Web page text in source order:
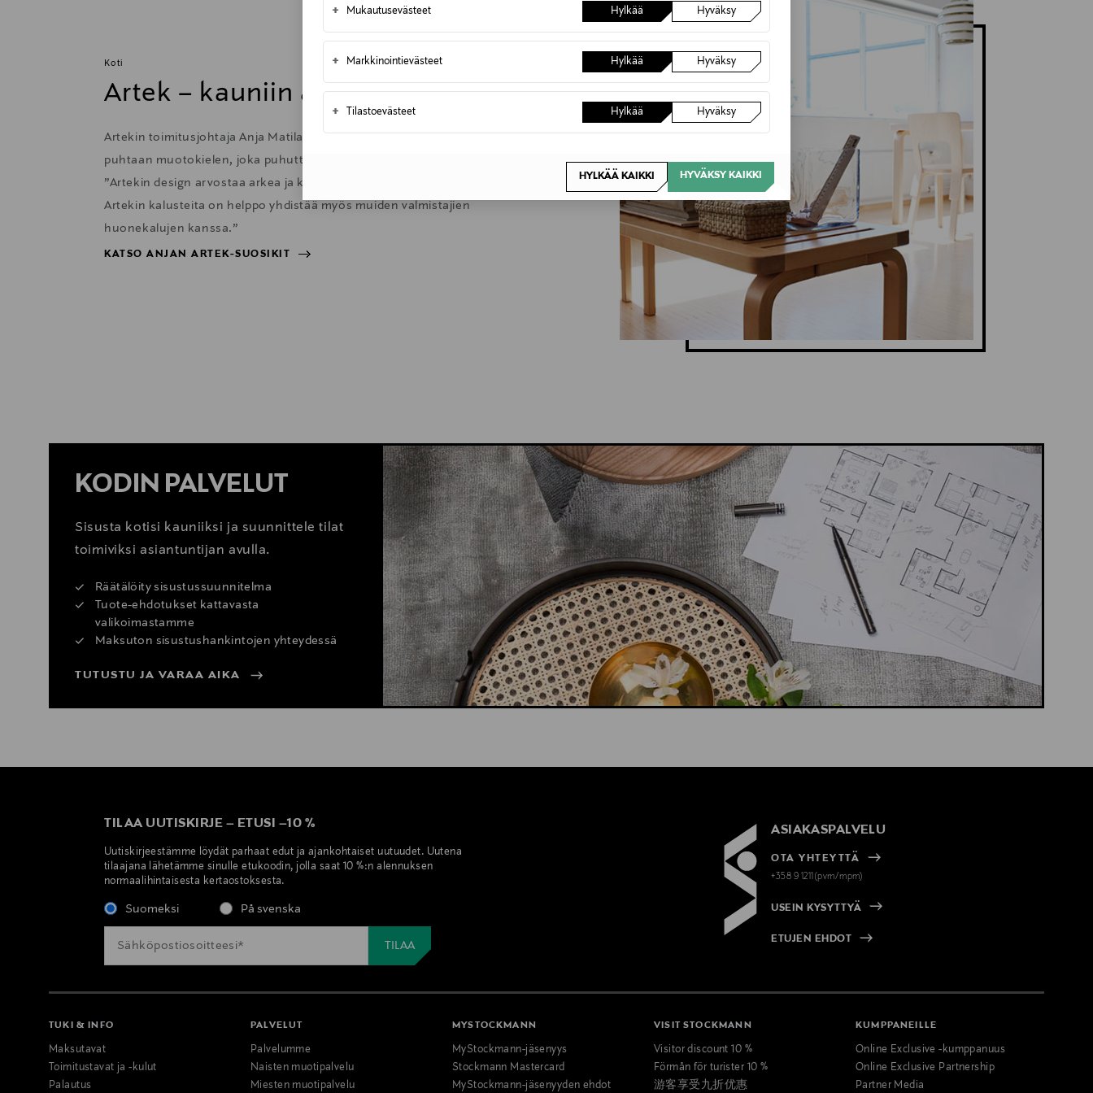
+ Mukautusevästeet Hylkää Hyväksy
+ Markkinointievästeet Hylkää Hyväksy
+ Tilastoevästeet Hylkää Hyväksy
HYLKÄÄ KAIKKI HYVÄKSY KAIKKI
Koti
Artek – kauniin arjen puolesta
Artekin toimitusjohtaja Anja Matilainen näkee Artekin vahvuutena
puhtaan muotokielen, joka puhuttelee suomalaista sielunmaisemaa.
”Artekin design arvostaa arkea ja kutsuu liittymään seuraansa. Siksi
Artekin kalusteita on helppo yhdistää myös muiden valmistajien
huonekalujen kanssa.”
KATSO ANJAN ARTEK-SUOSIKIT
Inspiroidu
KODIN PALVELUT
Sisusta kotisi kauniiksi ja suunnittele tilat
toimiviksi asiantuntijan avulla.
Räätälöity sisustussuunnitelma
Tuote-ehdotukset kattavasta
valikoimastamme
Maksuton sisustushankintojen yhteydessä
TUTUSTU JA VARAA AIKA
TILAA UUTISKIRJE – ETUSI –10 %
Uutiskirjeestämme löydät parhaat edut ja ajankohtaiset uutuudet. Uutena
tilaajana lähetämme sinulle etukoodin, jolla saat 10 %:n alennuksen
normaalihintaisesta kertaostoksesta.
Suomeksi På svenska
ASIAKASPALVELU
OTA YHTEYTTÄ
+358 9 1211(pvm/mpm)
USEIN KYSYTTYÄ
ETUJEN EHDOT
TUKI & INFO
Maksutavat
Toimitustavat ja -kulut
Palautus
PALVELUT
Palvelumme
Naisten muotipalvelu
Miesten muotipalvelu
MYSTOCKMANN
MyStockmann-jäsenyys
Stockmann Mastercard
MyStockmann-jäsenyyden ehdot
VISIT STOCKMANN
Visitor discount 10 %
Förmån för turister 10 %
游客享受九折优惠
KUMPPANEILLE
Online Exclusive -kumppanuus
Online Exclusive Partnership
Partner Media